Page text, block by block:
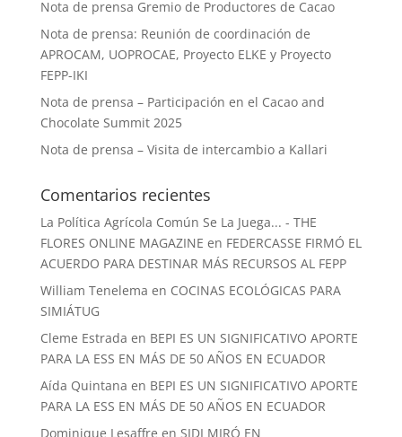
Nota de prensa Gremio de Productores de Cacao
Nota de prensa: Reunión de coordinación de
APROCAM, UOPROCAE, Proyecto ELKE y Proyecto
FEPP-IKI
Nota de prensa – Participación en el Cacao and
Chocolate Summit 2025
Nota de prensa – Visita de intercambio a Kallari
Comentarios recientes
La Política Agrícola Común Se La Juega... - THE
FLORES ONLINE MAGAZINE en FEDERCASSE FIRMÓ EL
ACUERDO PARA DESTINAR MÁS RECURSOS AL FEPP
William Tenelema en COCINAS ECOLÓGICAS PARA
SIMIÁTUG
Cleme Estrada en BEPI ES UN SIGNIFICATIVO APORTE
PARA LA ESS EN MÁS DE 50 AÑOS EN ECUADOR
Aída Quintana en BEPI ES UN SIGNIFICATIVO APORTE
PARA LA ESS EN MÁS DE 50 AÑOS EN ECUADOR
Dominique Lesaffre en SIDI MIRÓ EN